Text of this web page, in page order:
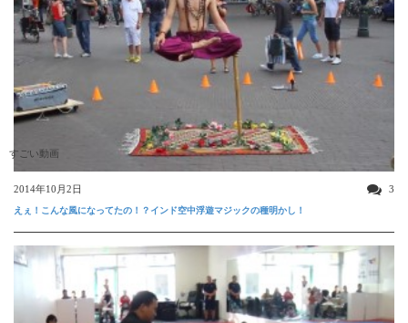
すごい動画
2014年10月2日 3
えぇ！こんな風になってたの！？インド空中浮遊マジックの種明かし！